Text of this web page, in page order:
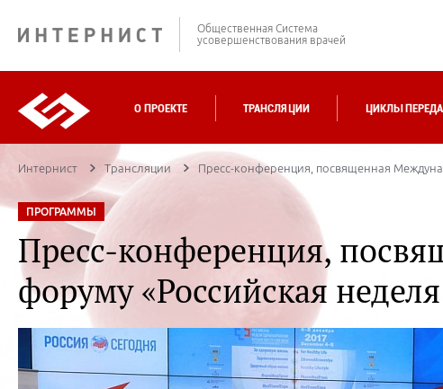
Общественная Система
усовершенствования врачей
О ПРОЕКТЕ ТРАНСЛЯЦИИ ЦИКЛЫ
Интернист Трансляции Пресс-конференция, посвященная
ПРОГРАММЫ
Пресс-конференция,
форуму «Российская